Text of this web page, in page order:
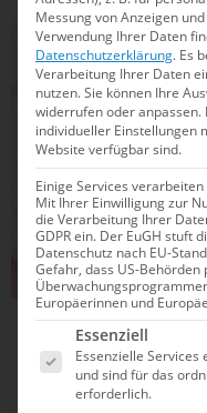
SCHWIMMEN
12.07.2026 22:01
Linda Roth
Medaillensatz
Messung von Anzeigen
Verwendung Ihrer Daten
Datenschutzerklärung. Es
Verarbeitung Ihrer Daten
nutzen.Sie können Ihre
widerrufen oder anpassen.
individueller Einstellungen
Website verfügbar sind.
Einige Services
Mit Ihrer Einwilligung zur
die Verarbeitung Ihrer
GDPR ein. Der EuGH stuft
Datenschutz nach EU-
Gefahr, dass US-
Europäerinnen und
Es folgt eine
Essenziell
Essenzielle
und sind für das
erforderlich.